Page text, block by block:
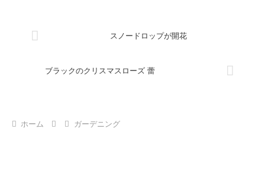
スノードロップが開花
ブラックのクリスマスローズ 蕾
ホーム ガーデニング